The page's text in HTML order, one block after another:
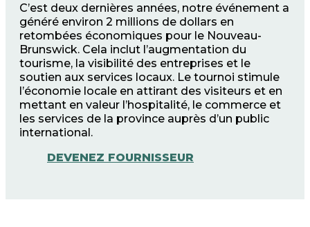
C’est deux dernières années, notre événement a
généré environ 2 millions de dollars en
retombées économiques pour le Nouveau-
Brunswick. Cela inclut l’augmentation du
tourisme, la visibilité des entreprises et le
soutien aux services locaux. Le tournoi stimule
l’économie locale en attirant des visiteurs et en
mettant en valeur l’hospitalité, le commerce et
les services de la province auprès d’un public
international.
DEVENEZ FOURNISSEUR